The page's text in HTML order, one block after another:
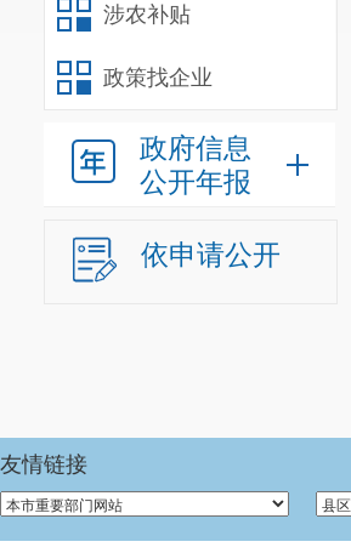
涉农补贴
政策找企业
政府信息
公开年报
依申请公开
友情链接